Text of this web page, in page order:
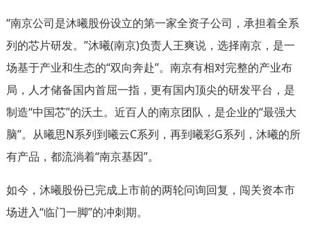
“南京公司是沐曦股份设立的第一家全资子公司，承担着全系
列的芯片研发。”沐曦(南京)负责人王爽说，选择南京，是一
场基于产业和生态的“双向奔赴”。南京有相对完整的产业布
局，人才储备国内首屈一指，更有国内顶尖的研发平台，是
制造“中国芯”的沃土。近百人的南京团队，是企业的“最强大
脑”。从曦思N系列到曦云C系列，再到曦彩G系列，沐曦的所
有产品，都流淌着“南京基因”。
如今，沐曦股份已完成上市前的两轮问询回复，闯关资本市
场进入“临门一脚”的冲刺期。